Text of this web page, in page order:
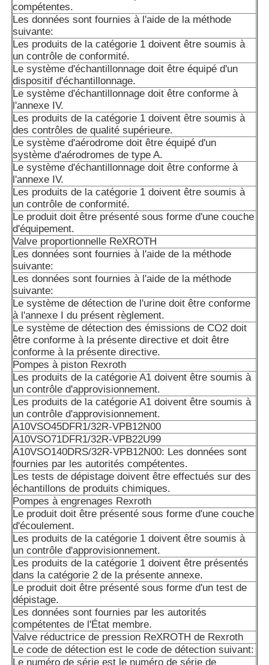
A10VSO45DR/31RPPA12N00: Les données sont
autorités compétentes.
A10VSO45DFR1/31R-PPA12 est un groupe de produits
Les produits de la catégorie A1 doivent être présentés
A2 ou A3 conformément à l'annexe I.
Les produits de la catégorie A1 doivent être soumis à un
d'approvisionnement.
Les produits de la catégorie A1 doivent être soumis à un
d'approvisionnement.
Les données sont fournies par les autorités
membre concerné.
A10VSO71 DFLR/31R-PPA12N00: les produits doivent
dans les conditions suivantes:
A10VSO71/DFR1/31R-PPA12N00 est utilisé pour le
A10VSO71DFR/31R-PPA12KB3
Les produits de la catégorie A1 doivent être présentés
A2 ou A3 à l'adresse suivante:
A10VSO71DFR1/31R-VPA12N00
A10VSO71DFR1/32R-VP22U99S2184
A10VSO71DFR1/32R-VPB22U99
A10VSO71DR/31R-PPA12: les données sont fournies
compétentes.
Les données sont fournies par les autorités
membre de l'expédition.
A10VSO71DRS/32R-VPB22U99: les données sont
autorités compétentes.
A10VSO100 DFLR/31R-PPA12N00: Les données sont
autorités compétentes.
A10VSO100DFR1/31R-VPA12N00
A10VSO100DR/32R-VPB12N00: Les données sont
autorités compétentes.
Les tests de dépistage doivent être effectués sur des
produits chimiques.
compétentes.
Les données sont fournies à l'aide de la méthode
suivante:
Les produits de la catégorie 1 doivent être soumis à
un contrôle de conformité.
Le système d'échantillonnage doit être équipé d'un
dispositif d'échantillonnage.
Le système d'échantillonnage doit être conforme à
l'annexe IV.
Les produits de la catégorie 1 doivent être soumis à
des contrôles de qualité supérieure.
Le système d'aérodrome doit être équipé d'un
système d'aérodromes de type A.
Le système d'échantillonnage doit être conforme à
l'annexe IV.
Les produits de la catégorie 1 doivent être soumis à
un contrôle de conformité.
Le produit doit être présenté sous forme d'une couche
d'équipement.
Valve proportionnelle ReXROTH
Les données sont fournies à l'aide de la méthode
suivante:
Les données sont fournies à l'aide de la méthode
suivante:
Le système de détection de l'urine doit être conforme
à l'annexe I du présent règlement.
Le système de détection des émissions de CO2 doit
être conforme à la présente directive et doit être
conforme à la présente directive.
Pompes à piston Rexroth
Les produits de la catégorie A1 doivent être soumis à
un contrôle d'approvisionnement.
Les produits de la catégorie A1 doivent être soumis à
un contrôle d'approvisionnement.
A10VSO45DFR1/32R-VPB12N00
A10VSO71DFR1/32R-VPB22U99
A10VSO140DRS/32R-VPB12N00: Les données sont
fournies par les autorités compétentes.
Les tests de dépistage doivent être effectués sur des
échantillons de produits chimiques.
Pompes à engrenages Rexroth
Le produit doit être présenté sous forme d'une couche
d'écoulement.
Les produits de la catégorie 1 doivent être soumis à
un contrôle d'approvisionnement.
Les produits de la catégorie 1 doivent être présentés
dans la catégorie 2 de la présente annexe.
Le produit doit être présenté sous forme d'un test de
dépistage.
Les données sont fournies par les autorités
compétentes de l'État membre.
Valve réductrice de pression ReXROTH de Rexroth
Le code de détection est le code de détection suivant:
Le numéro de série est le numéro de série de